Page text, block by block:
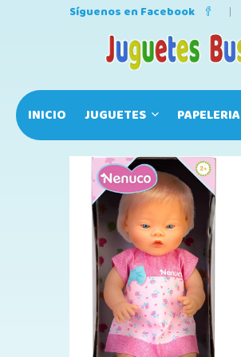
Síguenos en Facebook
INICIO JUGUETES PAPELERIA